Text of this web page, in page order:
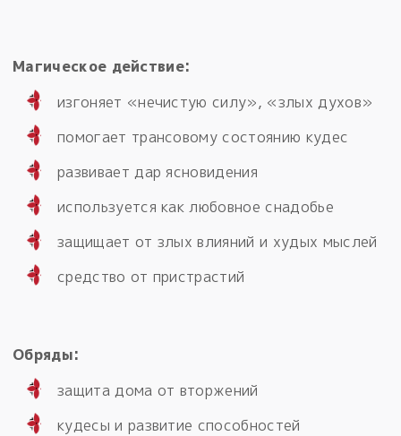
Магическое действие:
изгоняет «нечистую силу», «злых духов»
помогает трансовому состоянию кудес
развивает дар ясновидения
используется как любовное снадобье
защищает от злых влияний и худых мыслей
средство от пристрастий
Обряды:
защита дома от вторжений
кудесы и развитие способностей